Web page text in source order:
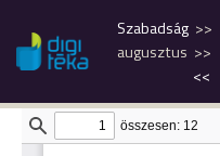
Szabadság
augusztus
<<